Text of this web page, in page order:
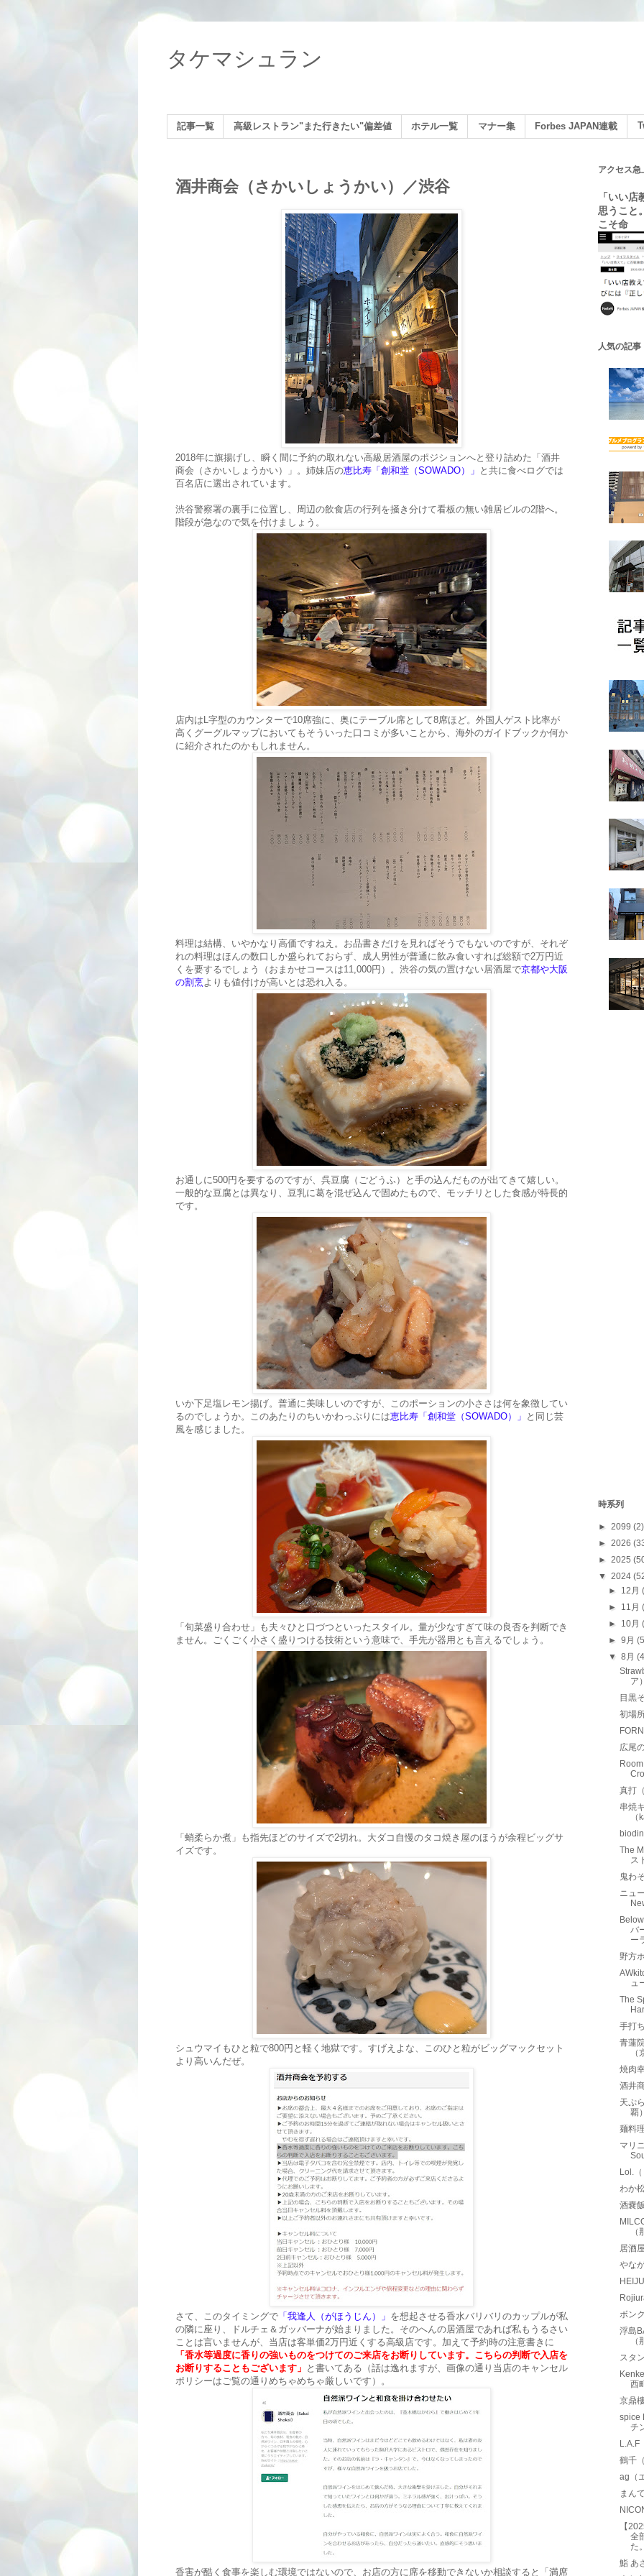
タケマシュラン
記事一覧 高級レストラン"また行きたい"偏差値 ホテル一覧 マナー集 Forbes JAPAN連載
酒井商会（さかいしょうかい）／渋谷
2018年に旗揚げし、瞬く間に予約の取れない高級居酒屋のポジションへと登り詰めた「酒井
商会（さかいしょうかい）」。姉妹店の恵比寿「創和堂（SOWADO）」 と共に食べログでは
百名店に選出されています。
渋谷警察署の裏手に位置し、周辺の飲食店の行列を掻き分けて看板の無い雑居ビルの2階へ。
階段が急なので気を付けましょう。
店内はL字型のカウンターで10席強に、奥にテーブル席として8席ほど。外国人ゲスト比率が
高くグーグルマップにおいてもそういった口コミが多いことから、海外のガイドブックか何か
に紹介されたのかもしれません。
料理は結構、いやかなり高価ですねえ。お品書きだけを見ればそうでもないのですが、それぞ
れの料理はほんの数口しか盛られておらず、成人男性が普通に飲み食いすれば総額で2万円近
くを要するでしょう（おまかせコースは11,000円）。渋谷の気の置けない居酒屋で京都や大阪
の割烹よりも値付けが高いとは恐れ入る。
お通しに500円を要するのですが、呉豆腐（ごどうふ）と手の込んだものが出てきて嬉しい。
一般的な豆腐とは異なり、豆乳に葛を混ぜ込んで固めたもので、モッチリとした食感が特長的
です。
いか下足塩レモン揚げ。普通に美味しいのですが、このポーションの小ささは何を象徴してい
るのでしょうか。このあたりのちいかわっぷりには恵比寿「創和堂（SOWADO）」 と同じ芸
風を感じました。
「旬菜盛り合わせ」も夫々ひと口づつといったスタイル。量が少なすぎて味の良否を判断でき
ません。ごくごく小さく盛りつける技術という意味で、手先が器用とも言えるでしょう。
「蛸柔らか煮」も指先ほどのサイズで2切れ。大ダコ自慢のタコ焼き屋のほうが余程ビッグサ
イズです。
シュウマイもひと粒で800円と軽く地獄です。すげえよな、このひと粒がビッグマックセット
より高いんだぜ。
さて、このタイミングで 「我逢人（がほうじん）」 を想起させる香水バリバリのカップルが私
の隣に座り、ドルチェ＆ガッバーナが始まりました。そのへんの居酒屋であれば私もうるさい
ことは言いませんが、当店は客単価2万円近くする高級店です。加えて予約時の注意書きに
「香水等過度に香りの強いものをつけてのご来店をお断りしています。こちらの判断で入店を
お断りすることもございます」 と書いてある（話は逸れますが、画像の通り当店のキャンセル
ポリシーはご覧の通りめちゃめちゃ厳しいです）。
香害が酷く食事を楽しむ環境ではないので、お店の方に席を移動できないか相談すると「満席
アクセス急
「いい
思うこと
こそ命
人気の記事
時系列
► 2099 (2)
► 2026
► 2025
▼ 2024
► 12月
► 11月
► 10月
►9月
▼8月
ア
目黒
初場
広尾
真打
串焼
The
ス
鬼わ
ニュ
バ
ー
野方
ュ
The
手打
青蓮
焼肉
酒井
天ぷ
覇
麺料
マリ
Lol.
わか
酒嚢
居酒
やな
ボン
浮島
スタ
西
京鼎
spice
チ
L.A.F
鶴千
ag（
まん
【
全
た
鮨 あ